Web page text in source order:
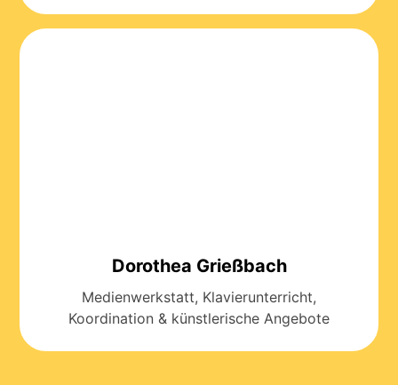
Dorothea Grießbach
Medienwerkstatt, Klavierunterricht,
Koordination & künstlerische Angebote